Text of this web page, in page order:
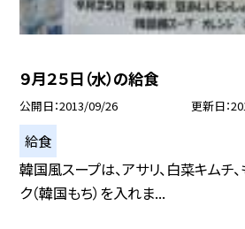
９月２５日（水）の給食
公開日 2013/09/26 更新日
給食
韓国風スープは、アサリ、白菜キムチ
ク（韓国もち）を入れま...